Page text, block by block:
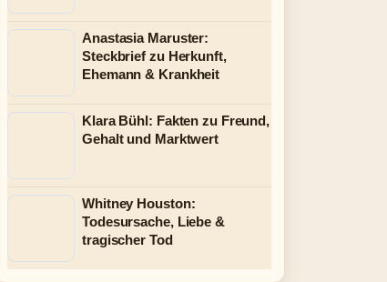
Anastasia Maruster:
Steckbrief zu Herkunft,
Ehemann & Krankheit
Klara Bühl: Fakten zu Freund,
Gehalt und Marktwert
Whitney Houston:
Todesursache, Liebe &
tragischer Tod